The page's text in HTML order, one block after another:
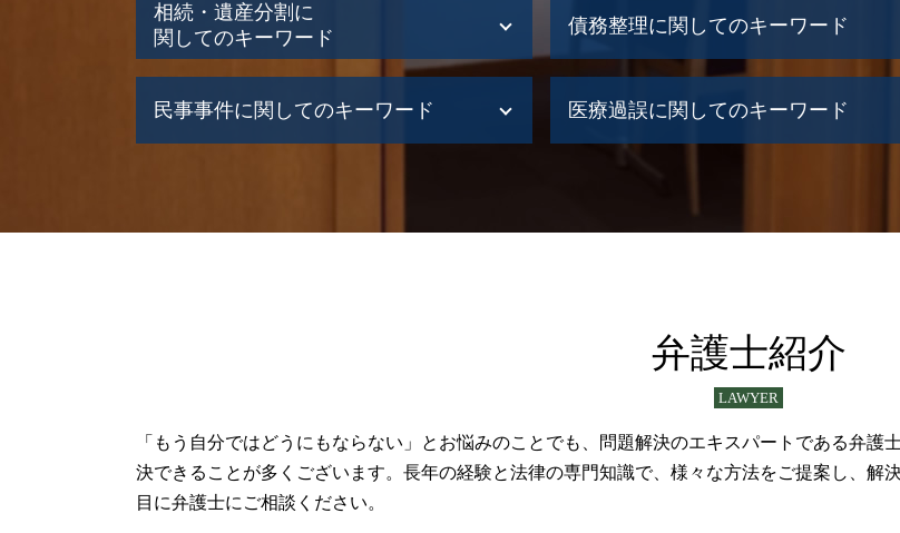
相続・遺産分割に
関してのキーワード
遺産 借金
遺産相続 分配
遺産 あてにする
遺産 開示請求
遺産 もめる原因
遺産 分割 割合
債務整理に関してのキーワード
債務整理 進め方
債務整理
債務整理 デメリット
債務整理 札幌市
債務整理 手続き 流れ
債務整理 すぐ
債務整理 江別市
民事事件に関してのキーワード
民事事件 時効
過失割合 交通事故
民事事件 確定
医療過誤に関してのキーワード
医療過誤 不法行為 債務不履行
介護事故
医療過誤 医療事故
医療過誤 時効 弁護士
医療過誤 冤罪
医療過誤 調査
弁護士紹介
LAWYER
「もう自分ではどうにもならない」とお悩みのことでも、問題解決のエキスパートである弁
決できることが多くございます。長年の経験と法律の専門知識で、様々な方法をご提案し、解
目に弁護士にご相談ください。